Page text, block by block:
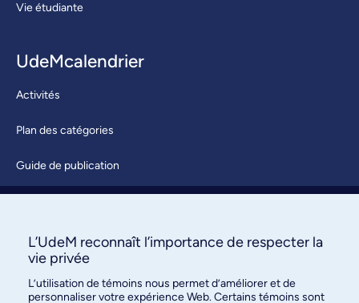
Vie étudiante
UdeMcalendrier
Activités
Plan des catégories
Guide de publication
À propos / Nous joindre
L’UdeM reconnaît l’importance de respecter la
vie privée
L’utilisation de témoins nous permet d’améliorer et de
personnaliser votre expérience Web. Certains témoins sont